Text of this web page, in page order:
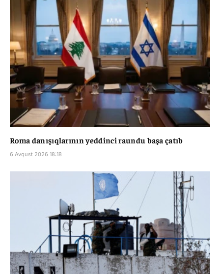
Roma danışıqlarının yeddinci raundu başa çatıb
6 Avqust 2026 18:18